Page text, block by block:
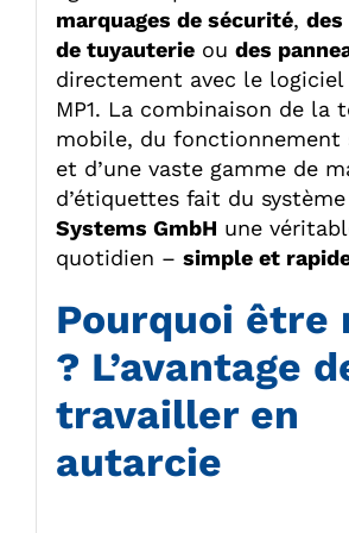
marquages de sécurité, des
de tuyauterieou des
directement avec le logiciel
MP1. La combinaison de la
mobile, du fonctionnement
et d’une vaste gamme de
d’étiquettes fait du
Systems GmbH une
quotidien – simple et
Pourquoi être
? L’avantage
travailler en
autarcie